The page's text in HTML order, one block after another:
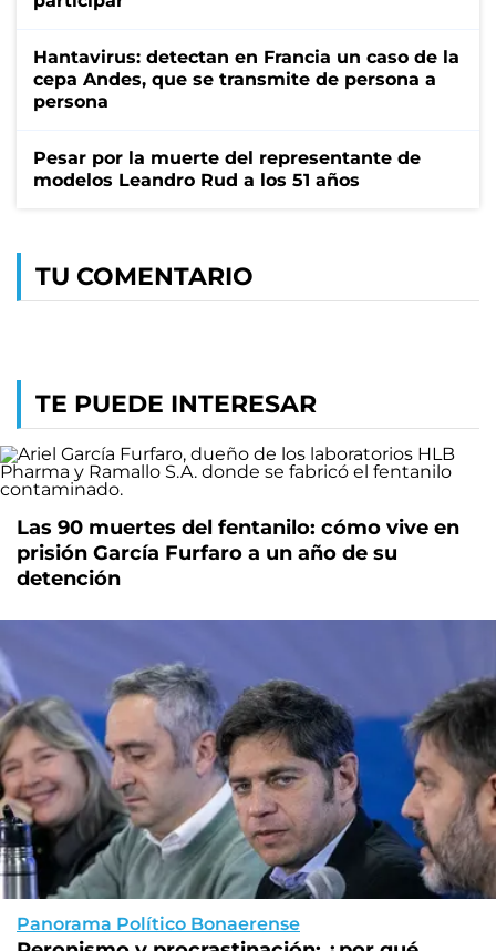
Hantavirus: detectan en Francia un caso de la
cepa Andes, que se transmite de persona a
persona
Pesar por la muerte del representante de
modelos Leandro Rud a los 51 años
TU COMENTARIO
TE PUEDE INTERESAR
Las 90 muertes del fentanilo: cómo vive en
prisión García Furfaro a un año de su
detención
Panorama Político Bonaerense